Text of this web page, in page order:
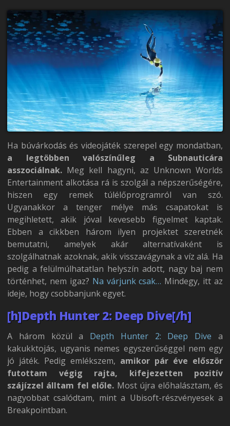
Ha búvárkodás és videojáték szerepel egy mondatban,
a legtöbben valószínűleg a Subnauticára
asszociálnak. Meg kell hagyni, az Unknown Worlds
Entertainment alkotása rá is szolgál a népszerűségére,
hiszen egy remek túlélőprogramról van szó.
Ugyanakkor a tenger mélye más csapatokat is
megihletett, akik jóval kevesebb figyelmet kaptak.
Ebben a cikkben három ilyen projektet szeretnék
bemutatni, amelyek akár alternatívaként is
szolgálhatnak azoknak, akik visszavágynak a víz alá. Ha
pedig a felülmúlhatatlan helyszín adott, nagy baj nem
történhet, nem igaz? Na várjunk csak… Mindegy, itt az
ideje, hogy csobbanjunk egyet.
[h]Depth Hunter 2: Deep Dive[/h]
A három közül a Depth Hunter 2: Deep Dive a
kakukktojás, ugyanis nemes egyszerűséggel nem egy
jó játék. Pedig emlékszem, amikor pár éve először
futottam végig rajta, kifejezetten pozitív
szájízzel álltam fel előle. Most újra előhalásztam, és
nagyobbat csalódtam, mint a Ubisoft-részvényesek a
Breakpointban.